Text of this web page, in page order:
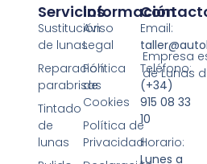
Empresa
de Lunas
Servicios
Sustitución
de lunas
Reparación
parabrisas
Tintado
de
lunas
Información
Aviso
Legal
Política
de
Cookies
Política de
Privacidad
Email:
Teléfono:
(+34)
915 08 33
10
Horario:
Lunes a